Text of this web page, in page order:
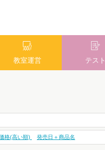
教室運営 テスト
格(高い順) 発売日＋商品名